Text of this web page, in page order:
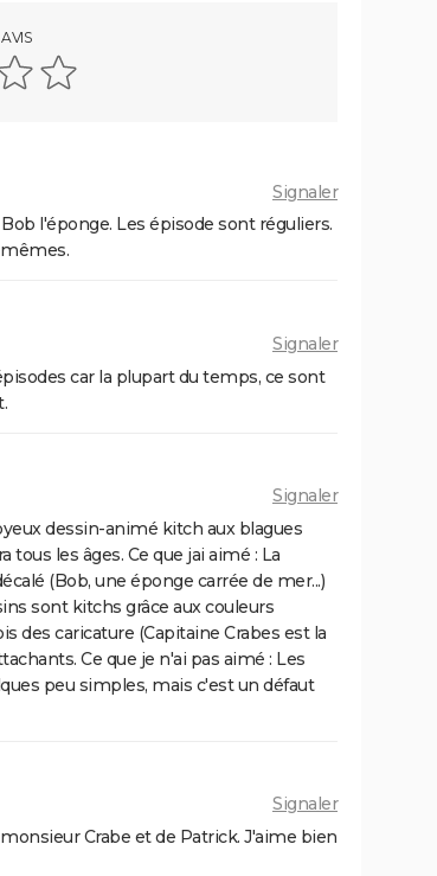
Signaler
l'éponge. Les épisode sont réguliers.
mêmes.
Signaler
car la plupart du temps, ce sont
Signaler
dessin-animé kitch aux blagues
les âges. Ce que jai aimé : La
(Bob, une éponge carrée de mer...)
sont kitchs grâce aux couleurs
des caricature (Capitaine Crabes est la
Ce que je n'ai pas aimé : Les
peu simples, mais c'est un défaut
Signaler
Crabe et de Patrick. J'aime bien